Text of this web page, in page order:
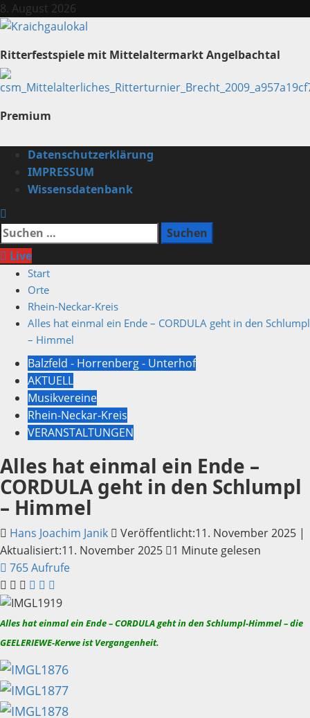
Zum
Inhalt
8. August 2026
Ritterfestspiele mit Mittelaltermarkt Angelbachtal
Premium
Primäres
Menü
Datenschutzerklärung
IMPRESSUM
Wissensdatenbank
Suchen
nach:
Live
Start
Orte
Rhein-Neckar-Kreis
Alles hat einmal ein Ende – CORDULA geht in den Schlumpl
– Himmel
Balzfeld - Horrenberg - Unterhof
AKTUELL
Musikvereine
Rhein-Neckar-Kreis
VERANSTALTUNGEN
Alles hat einmal ein Ende –
CORDULA geht in den Schlumpl
– Himmel
Hans Joachim Janik
Veröffentlicht:11. November 2025 |
Aktualisiert:11. November 2025
1 Minute gelesen
765 Aufrufe
Alles hat einmal ein Ende – CORDULA geht in den Schlumpl-Himmel – die
GEELERIEWE-Kerwe ist Vergangenheit.